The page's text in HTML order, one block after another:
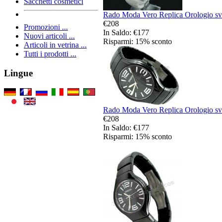
Promozioni ...
Nuovi articoli ...
Articoli in vetrina ...
Tutti i prodotti ...
Lingue
Rado Moda Vero Replica Orologio
€208
In Saldo: €177
Risparmi: 15% sconto
Rado Moda Vero Replica Orologio
€208
In Saldo: €177
Risparmi: 15% sconto